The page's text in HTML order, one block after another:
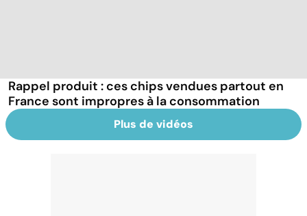
Rappel produit : ces chips vendues partout en
France sont impropres à la consommation
Plus de vidéos